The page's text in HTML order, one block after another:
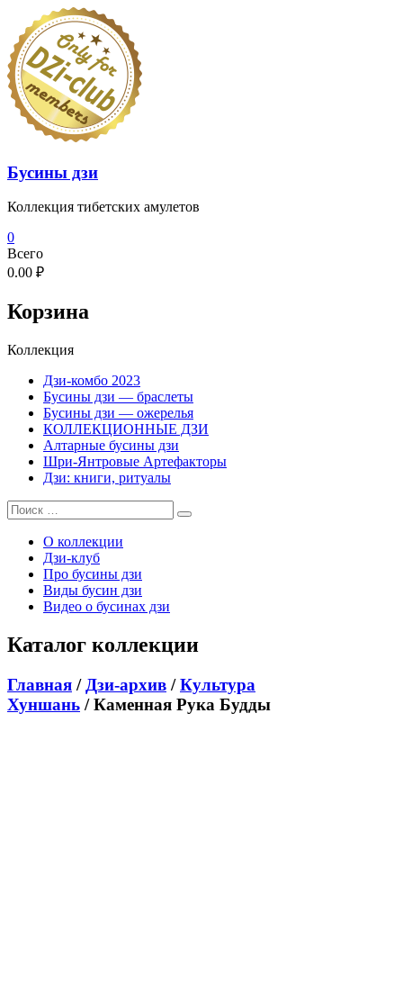
Перейти
содержимому
Бусины дзи
Коллекция тибетских амулетов
0
Всего
0.00 ₽
Корзина
Коллекция
Дзи-комбо 2023
Бусины дзи — браслеты
Бусины дзи — ожерелья
КОЛЛЕКЦИОННЫЕ ДЗИ
Алтарные бусины дзи
Шри-Янтровые Артефакторы
Дзи: книги, ритуалы
О коллекции
Дзи-клуб
Про бусины дзи
Виды бусин дзи
Видео о бусинах дзи
Каталог коллекции
Главная / Дзи-архив /Культура
Хуншань / Каменная Рука Будды